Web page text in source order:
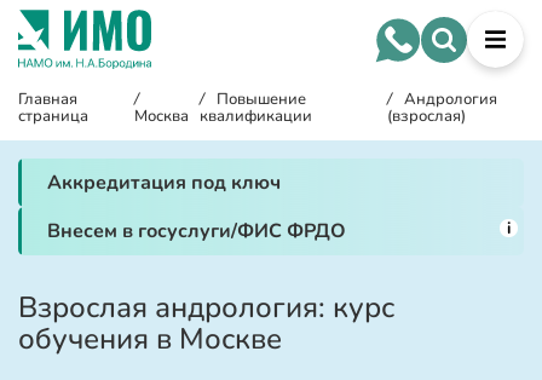
Главная
страница
/
Москва
/ Повышение
квалификации
/ Андрология
(взрослая)
Аккредитация под ключ
Внесем в госуслуги/ФИС ФРДО
i
Взрослая андрология: курс
обучения в Москве